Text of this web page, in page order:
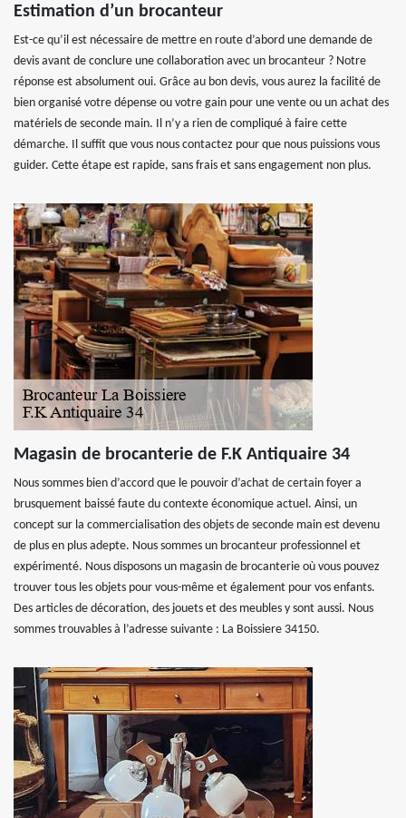
Estimation d’un brocanteur
Est-ce qu’il est nécessaire de mettre en route d’abord une demande de
devis avant de conclure une collaboration avec un brocanteur ? Notre
réponse est absolument oui. Grâce au bon devis, vous aurez la facilité de
bien organisé votre dépense ou votre gain pour une vente ou un achat des
matériels de seconde main. Il n’y a rien de compliqué à faire cette
démarche. Il suffit que vous nous contactez pour que nous puissions vous
guider. Cette étape est rapide, sans frais et sans engagement non plus.
Magasin de brocanterie de F.K Antiquaire 34
Nous sommes bien d’accord que le pouvoir d’achat de certain foyer a
brusquement baissé faute du contexte économique actuel. Ainsi, un
concept sur la commercialisation des objets de seconde main est devenu
de plus en plus adepte. Nous sommes un brocanteur professionnel et
expérimenté. Nous disposons un magasin de brocanterie où vous pouvez
trouver tous les objets pour vous-même et également pour vos enfants.
Des articles de décoration, des jouets et des meubles y sont aussi. Nous
sommes trouvables à l’adresse suivante : La Boissiere 34150.